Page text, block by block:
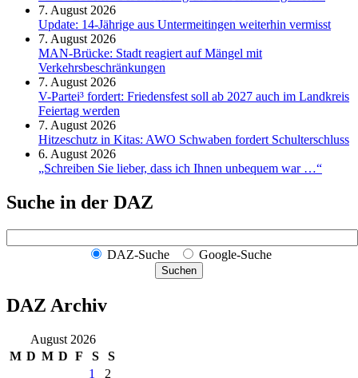
7. August 2026
Update: 14-Jährige aus Untermeitingen weiterhin vermisst
7. August 2026
MAN-Brücke: Stadt reagiert auf Mängel mit
Verkehrsbeschränkungen
7. August 2026
V-Partei­³ fordert: Friedens­fest soll ab 2027 auch im Land­kreis
Feier­tag werden
7. August 2026
Hitzeschutz in Kitas: AWO Schwaben fordert Schulterschluss
6. August 2026
„Schreiben Sie lieber, dass ich Ihnen unbequem war …“
Suche in der DAZ
DAZ-Suche Google-Suche
Suchen
DAZ Archiv
August 2026
M D M D F S
S
1
2